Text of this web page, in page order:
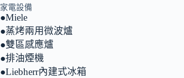
家電設備
●Miele
●蒸烤兩用微波爐
●雙區感應爐
●排油煙機
●Liebherr內建式冰箱